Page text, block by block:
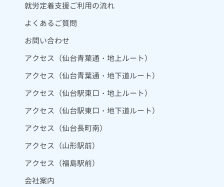
就労定着支援ご利用の流れ
よくあるご質問
お問い合わせ
アクセス（仙台青葉通・地上ルート）
アクセス（仙台青葉通・地下道ルート）
アクセス（仙台駅東口・地上ルート）
アクセス（仙台駅東口・地下道ルート）
アクセス（仙台長町南）
アクセス（山形駅前）
アクセス（福島駅前）
会社案内